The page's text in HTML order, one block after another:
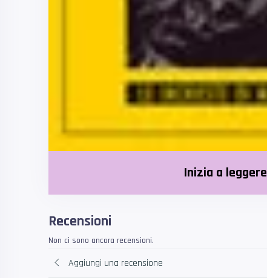
Inizia a leggere
Recensioni
Non ci sono ancora recensioni.
Aggiungi una recensione